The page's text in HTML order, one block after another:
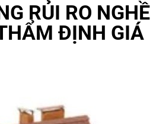
RỦI RO
ĐỊNH GIÁ